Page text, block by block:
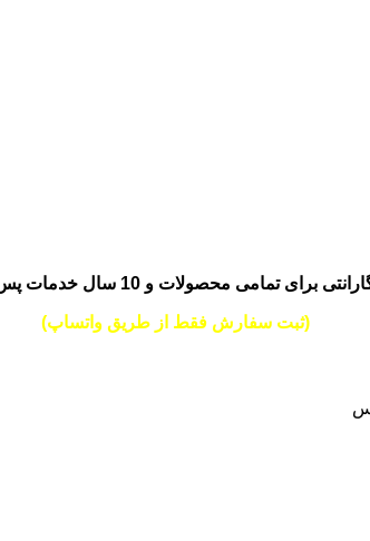
(ثبت سفارش فقط از طریق واتساپ)